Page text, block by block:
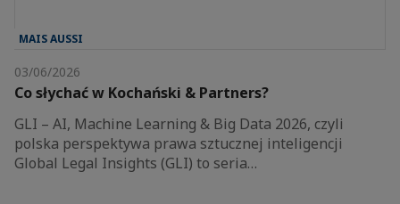
MAIS AUSSI
03/06/2026
Co słychać w Kochański & Partners?
GLI – AI, Machine Learning & Big Data 2026, czyli
polska perspektywa prawa sztucznej inteligencji
Global Legal Insights (GLI) to seria…